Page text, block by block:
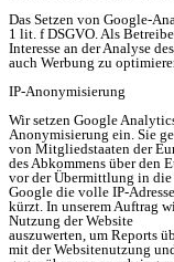
Das Setzen von Google-
1 lit. f DSGVO. Als
Interesse an der Analyse
auch Werbung zu
IP-Anonymisierung
Wir setzen Google
Anonymisierung ein. Sie
von Mitgliedstaaten der
des Abkommens über den
vor der Übermittlung in die
Google die volle IP-
kürzt. In unserem Auftrag
Nutzung der Website
auszuwerten, um Reports
mit der Websitenutzung